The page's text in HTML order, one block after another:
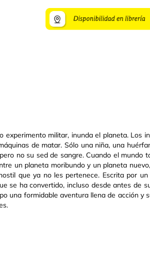
experimento militar, inunda el planeta. Los
de matar. Sólo una niña, una
no su sed de sangre. Cuando el mundo
un planeta moribundo y un planeta
que ya no les pertenece. Escrita por
se ha convertido, incluso desde antes de
una formidable aventura llena de acción y